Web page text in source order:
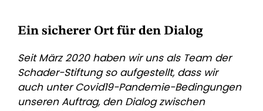
Ein sicherer Ort für den Dialog
Seit März 2020 haben wir uns als Team der
Schader-Stiftung so aufgestellt, dass wir
auch unter Covid19-Pandemie-Bedingungen
unseren Auftrag, den Dialog zwischen